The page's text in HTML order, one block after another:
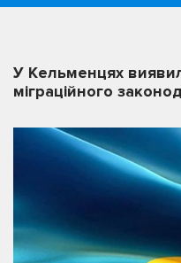
У Кельменцях
міграційного